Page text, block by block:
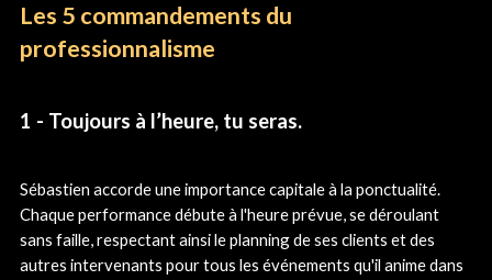
Les 5 commandements du
professionnalisme
1 - Toujours à l’heure, tu seras.
Sébastien accorde une importance capitale à la ponctualité.
Chaque performance débute à l'heure prévue, se déroulant
sans faille, respectant ainsi le planning de ses clients et des
autres intervenants pour tous les événements qu'il anime dans